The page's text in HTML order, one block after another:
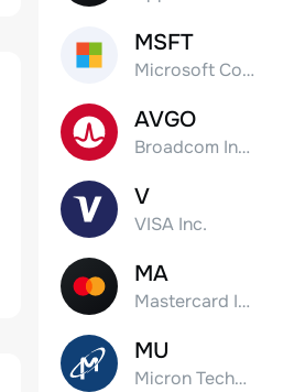
MSFT
Microsoft Corp
AVGO
Broadcom Inc. Common Stock
V
VISA Inc.
MA
Mastercard Incorporated
MU
Micron Technology, Inc.